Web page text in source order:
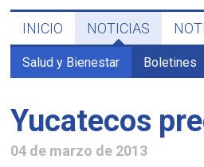
INICIO NOTICIAS
Salud y Bienestar Boletines
Yucatecos
04 de marzo de 2013